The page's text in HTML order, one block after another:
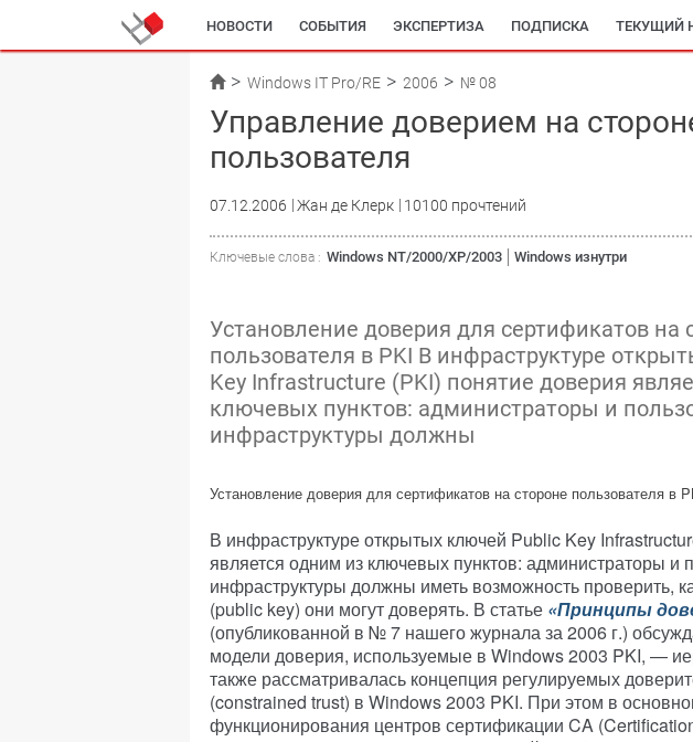
НОВОСТИ СОБЫТИЯ ЭКСПЕРТИЗА ПОДПИСКА ТЕКУЩИЙ
Windows IT Pro/RE 2006 № 08
Управление доверием на
пользователя
07.12.2006 Жан де Клерк 10100 прочтений
Ключевые слова : Windows NT/2000/XP/2003 Windows изнутри
Установление доверия для сертификатов на
пользователя в PKI В инфраструктуре
Key Infrastructure (PKI) понятие доверия
ключевых пунктов: администраторы и
инфраструктуры должны
Установление доверия для сертификатов на стороне пользователя в
В инфраструктуре открытых ключей Public Key
является одним из ключевых пунктов: администраторы и
инфраструктуры должны иметь возможность проверить,
(public key) они могут доверять. В статье «Принципы
(опубликованной в № 7 нашего журнала за 2006 г.)
модели доверия, используемые в Windows 2003 PKI, —
также рассматривалась концепция регулируемых
(constrained trust) в Windows 2003 PKI. При этом в
функционирования центров сертификации CA